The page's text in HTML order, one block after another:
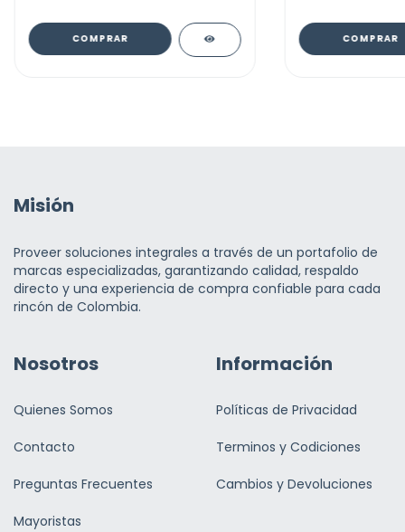
COMPRAR COMPRAR
Misión
Proveer soluciones integrales a través de un portafolio de
marcas especializadas, garantizando calidad, respaldo
directo y una experiencia de compra confiable para cada
rincón de Colombia.
Nosotros
Quienes Somos
Contacto
Preguntas Frecuentes
Mayoristas
Información
Políticas de Privacidad
Terminos y Codiciones
Cambios y Devoluciones